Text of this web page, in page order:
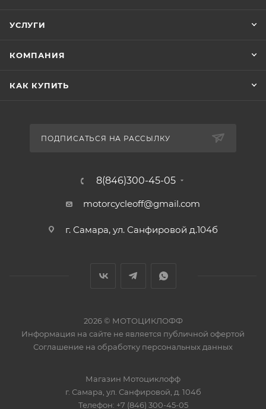
УСЛУГИ
КОМПАНИЯ
КАК КУПИТЬ
ПОДПИСАТЬСЯ НА РАССЫЛКУ
8(846)300-45-05
motorcycleoff@gmail.com
г. Самара, ул. Санфировой д.104б
2026 © МОТОЦИКЛОФФ
Информация на сайте не является публичной офертой
Соглашение на обработку персональных данных
Магазин Мотоциклофф
г. Самара ул. Санфировой, д. 104б
Телефон: +7 (846) 300-45-05